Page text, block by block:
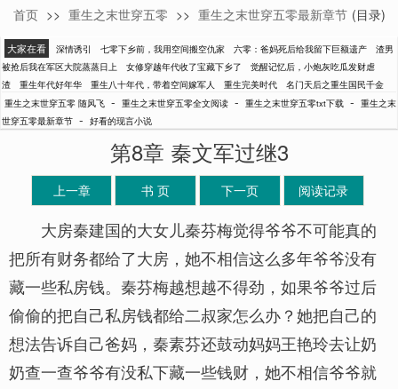
随风飞
首页 >> 重生之末世穿五零 >> 重生之末世穿五零最新章节 (目录)
大家在看 深情诱引 七零下乡前，我用空间搬空仇家 六零：爸妈死后给我留下巨额遗产
渣男
被抢后我在军区大院蒸蒸日上
女修穿越年代收了宝藏下乡了
觉醒记忆后，小炮灰吃瓜发财虐
渣
重生年代好年华 重生八十年代，带着空间嫁军人 重生完美时代
名门天后之重生国民千金
重生之末世穿五零 随风飞 - 重生之末世穿五零全文阅读 - 重生之末世穿五零txt下载 - 重生之末
世穿五零最新章节 - 好看的现言小说
第8章 秦文军过继3
上一章 书 页 下一页 阅读记录
大房秦建国的大女儿秦芬梅觉得爷爷不可能真的
把所有财务都给了大房，她不相信这么多年爷爷没有
藏一些私房钱。秦芬梅越想越不得劲，如果爷爷过后
偷偷的把自己私房钱都给二叔家怎么办？她把自己的
想法告诉自己爸妈，秦素芬还鼓动妈妈王艳玲去让奶
奶查一查爷爷有没私下藏一些钱财，她不相信爷爷就